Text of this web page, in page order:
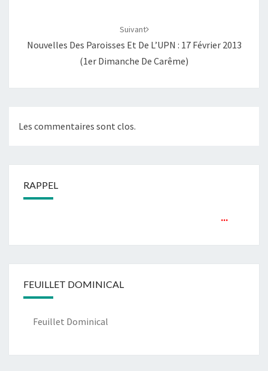
Suivant
Nouvelles Des Paroisses Et De L’UPN : 17 Février 2013
(1er Dimanche De Carême)
Les commentaires sont clos.
RAPPEL
FEUILLET DOMINICAL
Feuillet Dominical